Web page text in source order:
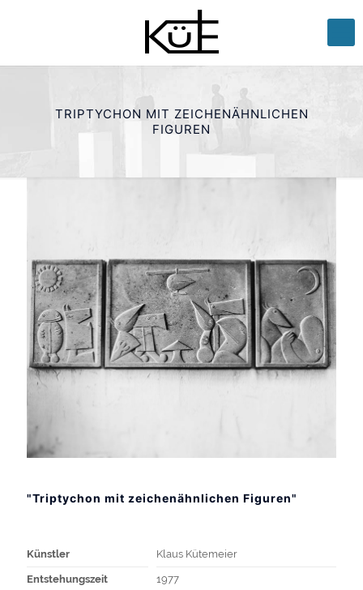
TRIPTYCHON MIT ZEICHENÄHNLICHEN
FIGUREN
"Triptychon mit zeichenähnlichen Figuren"
Künstler Klaus Kütemeier
Entstehungszeit 1977